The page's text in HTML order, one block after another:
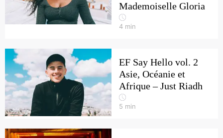
Mademoiselle Gloria
4 min
EF Say Hello vol. 2
Asie, Océanie et
Afrique – Just Riadh
5 min